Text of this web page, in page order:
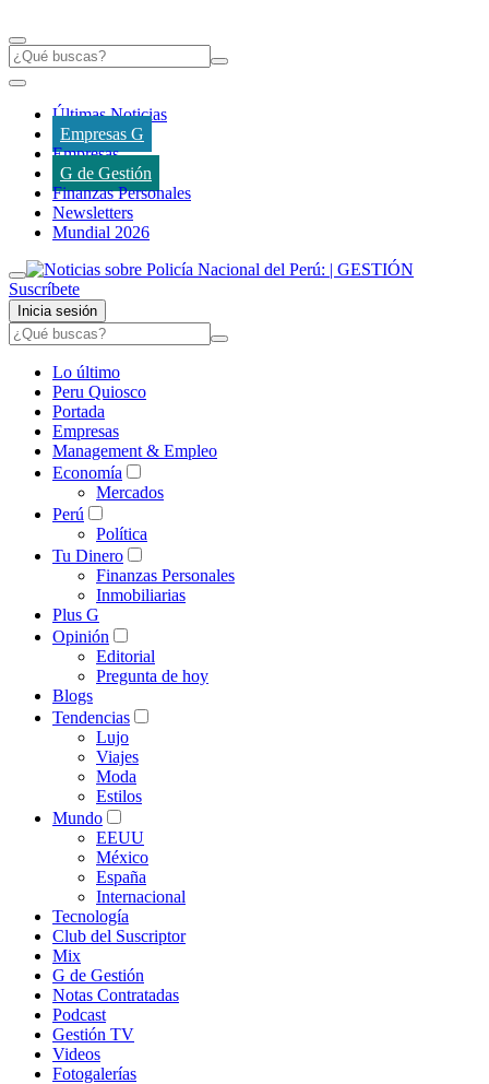
Últimas Noticias
Empresas G
Empresas
G de Gestión
Finanzas Personales
Newsletters
Mundial 2026
Suscríbete
Inicia sesión
Lo último
Peru Quiosco
Portada
Empresas
Management & Empleo
Economía
Mercados
Perú
Política
Tu Dinero
Finanzas Personales
Inmobiliarias
Plus G
Opinión
Editorial
Pregunta de hoy
Blogs
Tendencias
Lujo
Viajes
Moda
Estilos
Mundo
EEUU
México
España
Internacional
Tecnología
Club del Suscriptor
Mix
G de Gestión
Notas Contratadas
Podcast
Gestión TV
Videos
Fotogalerías